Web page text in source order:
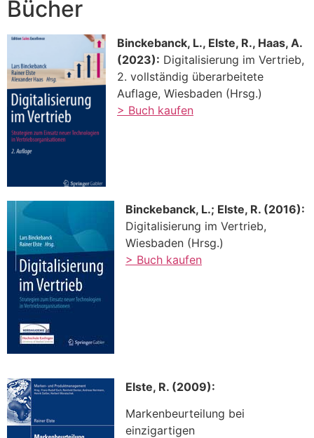
Bücher
Binckebanck, L., Elste, R., Haas, A.
(2023): Digitalisierung im Vertrieb,
2. vollständig überarbeitete
Auflage, Wiesbaden (Hrsg.)
> Buch kaufen
Binckebanck, L.; Elste, R. (2016):
Digitalisierung im Vertrieb,
Wiesbaden (Hrsg.)
> Buch kaufen
Elste, R. (2009):
Markenbeurteilung bei
einzigartigen